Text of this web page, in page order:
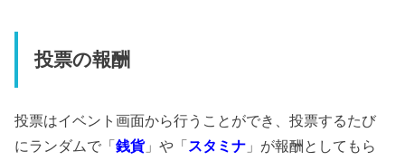
投票の報酬
投票はイベント画面から行うことができ、投票するたび
にランダムで「銭貨」や「スタミナ 」が報酬としてもら